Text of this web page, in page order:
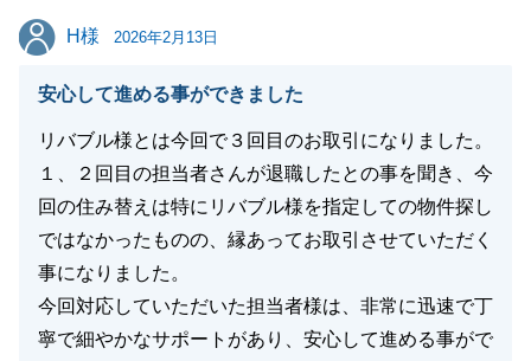
H様
H様 2026年2月13日
安心して進める事ができました
リバブル様とは今回で３回目のお取引になりました。
１、２回目の担当者さんが退職したとの事を聞き、今
回の住み替えは特にリバブル様を指定しての物件探し
ではなかったものの、縁あってお取引させていただく
事になりました。
今回対応していただいた担当者様は、非常に迅速で丁
寧で細やかなサポートがあり、安心して進める事がで